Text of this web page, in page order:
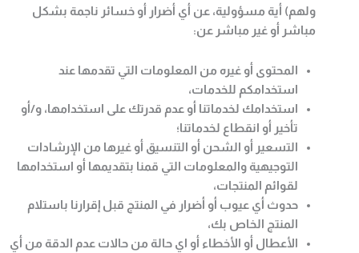
ولهم) أية مسؤولية، عن أي أضرار أو خسائر ناجمة بشكل
مباشر أو غير مباشر عن:
المحتوى أو غيره من المعلومات التي تقدمها عند
استخدامكم للخدمات،
استخدامك لخدماتنا أو عدم قدرتك على استخدامها، و/أو
تأخير أو انقطاع لخدماتنا؛
التسعير أو الشحن أو التنسيق أو غيرها من الإرشادات
التوجيهية والمعلومات التي قمنا بتقديمها أو استخدامها
لقوائم المنتجات،
حدوث أي عيوب أو أضرار في المنتج قبل إقرارنا باستلام
المنتج الخاص بك،
الأعطال أو الأخطاء أو اي حالة من حالات عدم الدقة من أي